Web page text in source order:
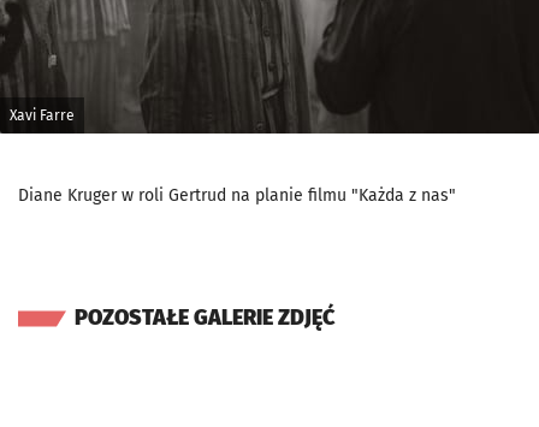
Xavi Farre
Diane Kruger w roli Gertrud na planie filmu "Każda z nas"
POZOSTAŁE GALERIE ZDJĘĆ